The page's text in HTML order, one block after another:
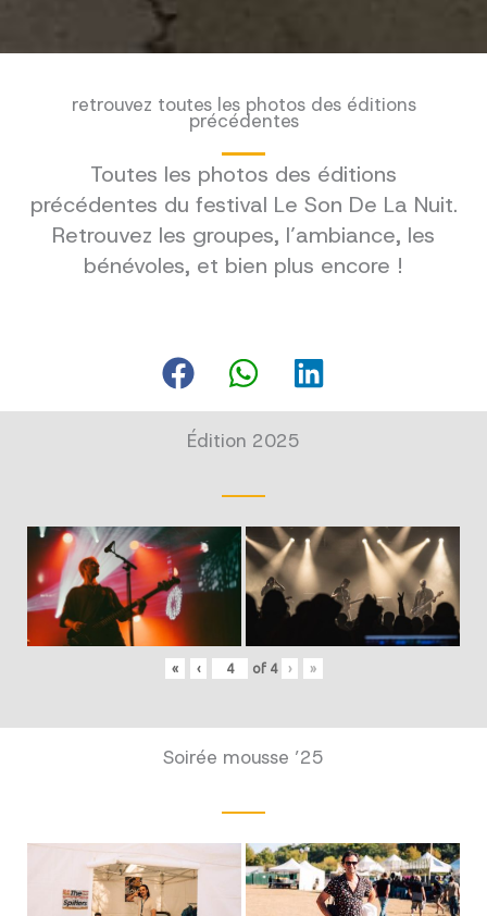
retrouvez toutes les photos des éditions
précédentes
Toutes les photos des éditions
précédentes du festival Le Son De La Nuit.
Retrouvez les groupes, l’ambiance, les
bénévoles, et bien plus encore !
Édition 2025
« ‹ of 4 › »
Soirée mousse ’25